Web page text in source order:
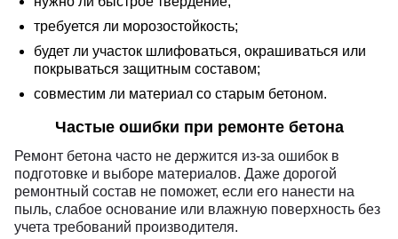
требуется ли морозостойкость;
будет ли участок шлифоваться, окрашиваться или
покрываться защитным составом;
совместим ли материал со старым бетоном.
Частые ошибки при ремонте бетона
Ремонт бетона часто не держится из-за ошибок в
подготовке и выборе материалов. Даже дорогой
ремонтный состав не поможет, если его нанести на
пыль, слабое основание или влажную поверхность без
учета требований производителя.